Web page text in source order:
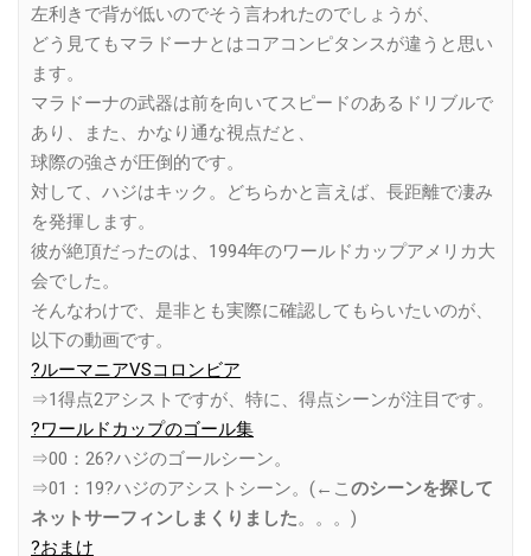
左利きで背が低いのでそう言われたのでしょうが、
どう見てもマラドーナとはコアコンピタンスが違うと思い
ます。
マラドーナの武器は前を向いてスピードのあるドリブルで
あり、また、かなり通な視点だと、
球際の強さが圧倒的です。
対して、ハジはキック。どちらかと言えば、長距離で凄み
を発揮します。
彼が絶頂だったのは、1994年のワールドカップアメリカ大
会でした。
そんなわけで、是非とも実際に確認してもらいたいのが、
以下の動画です。
?ルーマニアVSコロンビア
⇒1得点2アシストですが、特に、得点シーンが注目です。
?ワールドカップのゴール集
⇒00：26?ハジのゴールシーン。
⇒01：19?ハジのアシストシーン。(←このシーンを探して
ネットサーフィンしまくりました。。。)
?おまけ